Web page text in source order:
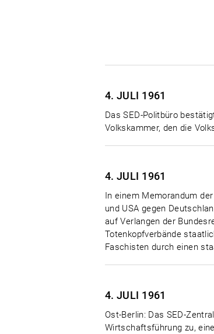
4. JULI 1961
Das SED-Politbüro
Volkskammer, den die
4. JULI 1961
In einem Memorandum
und USA gegen
auf Verlangen der
Totenkopfverbände
Faschisten durch einen
4. JULI 1961
Ost-Berlin: Das SED-
Wirtschaftsführung zu,